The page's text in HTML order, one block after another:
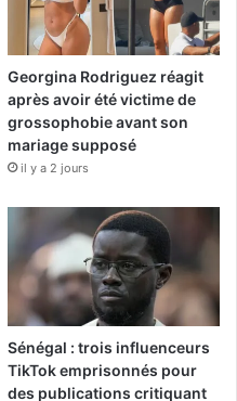
Georgina Rodriguez réagit
après avoir été victime de
grossophobie avant son
mariage supposé
il y a 2 jours
Sénégal : trois influenceurs
TikTok emprisonnés pour
des publications critiquant